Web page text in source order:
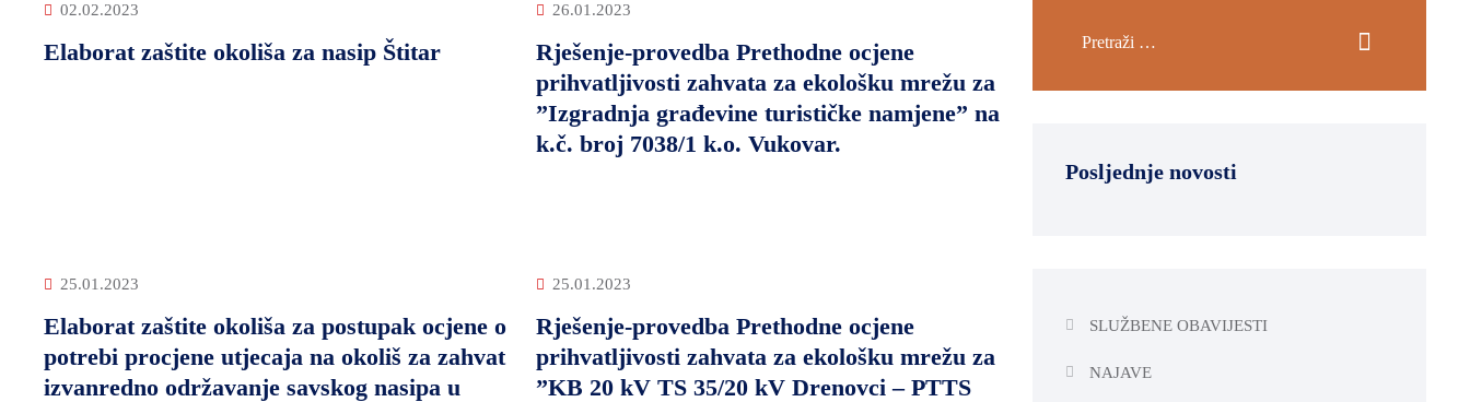
02.02.2023
Elaborat zaštite okoliša za nasip Štitar
26.01.2023
Rješenje-provedba Prethodne ocjene
prihvatljivosti zahvata za ekološku mrežu za
”Izgradnja građevine turističke namjene” na
k.č. broj 7038/1 k.o. Vukovar.
25.01.2023
Elaborat zaštite okoliša za postupak ocjene o
potrebi procjene utjecaja na okoliš za zahvat
izvanredno održavanje savskog nasipa u
25.01.2023
Rješenje-provedba Prethodne ocjene
prihvatljivosti zahvata za ekološku mrežu za
”KB 20 kV TS 35/20 kV Drenovci – PTTS
Posljednje novosti
SLUŽBENE OBAVIJESTI
NAJAVE